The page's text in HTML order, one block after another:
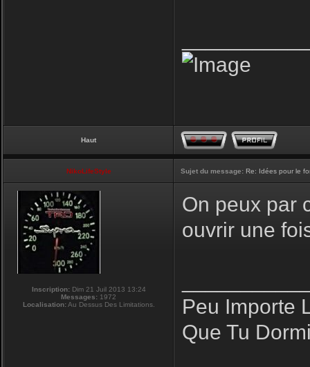
Haut
NikoLifeStyle Sujet du message: Re: Idées pour le
Inscription:Dim 21 Juil 2013 13:24
Messages: 1972
Localisation:Au Dessus Des Limitations.
On peux par
ouvrir une
Peu Importe
Que Tu